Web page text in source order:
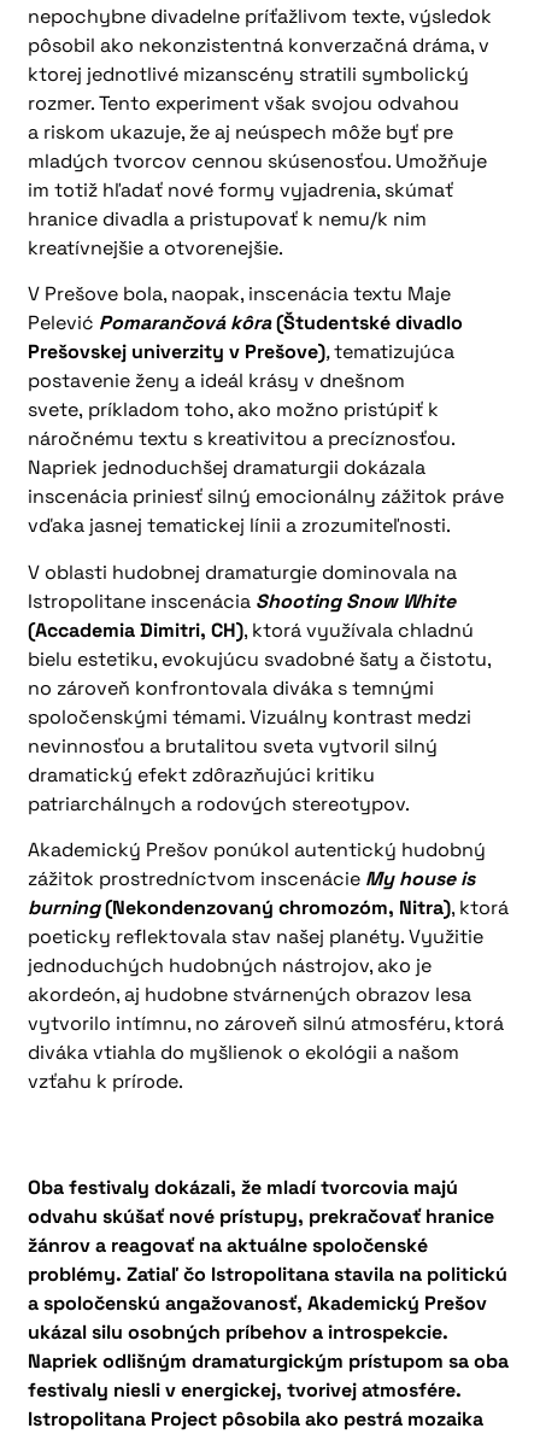
nepochybne divadelne príťažlivom texte, výsledok
pôsobil ako nekonzistentná konverzačná dráma, v
ktorej jednotlivé mizanscény stratili symbolický
rozmer. Tento experiment však svojou odvahou
a riskom ukazuje, že aj neúspech môže byť pre
mladých tvorcov cennou skúsenosťou. Umožňuje
im totiž hľadať nové formy vyjadrenia, skúmať
hranice divadla a pristupovať k nemu/k nim
kreatívnejšie a otvorenejšie.
V Prešove bola, naopak, inscenácia textu Maje
Pelević Pomarančová kôra(Študentské divadlo
Prešovskej univerzity v Prešove),tematizujúca
postavenie ženy a ideál krásy v dnešnom
svete, príkladom toho, ako možno pristúpiť k
náročnému textu s kreativitou a precíznosťou.
Napriek jednoduchšej dramaturgii dokázala
inscenácia priniesť silný emocionálny zážitok práve
vďaka jasnej tematickej línii a zrozumiteľnosti.
V oblasti hudobnej dramaturgie dominovala na
Istropolitane inscenácia Shooting Snow White
(Accademia Dimitri, CH), ktorá využívala chladnú
bielu estetiku, evokujúcu svadobné šaty a čistotu,
no zároveň konfrontovala diváka s temnými
spoločenskými témami. Vizuálny kontrast medzi
nevinnosťou a brutalitou sveta vytvoril silný
dramatický efekt zdôrazňujúci kritiku
patriarchálnych a rodových stereotypov.
Akademický Prešov ponúkol autentický hudobný
zážitok prostredníctvom inscenácie My house is
burning(Nekondenzovaný chromozóm, Nitra), ktorá
poeticky reflektovala stav našej planéty. Využitie
jednoduchých hudobných nástrojov, ako je
akordeón, aj hudobne stvárnených obrazov lesa
vytvorilo intímnu, no zároveň silnú atmosféru, ktorá
diváka vtiahla do myšlienok o ekológii a našom
vzťahu k prírode.
Oba festivaly dokázali, že mladí tvorcovia majú
odvahu skúšať nové prístupy, prekračovať hranice
žánrov a reagovať na aktuálne spoločenské
problémy. Zatiaľ čo Istropolitana stavila na politickú
a spoločenskú angažovanosť, Akademický Prešov
ukázal silu osobných príbehov a introspekcie.
Napriek odlišným dramaturgickým prístupom sa oba
festivaly niesli v energickej, tvorivej atmosfére.
Istropolitana Project pôsobila ako pestrá mozaika